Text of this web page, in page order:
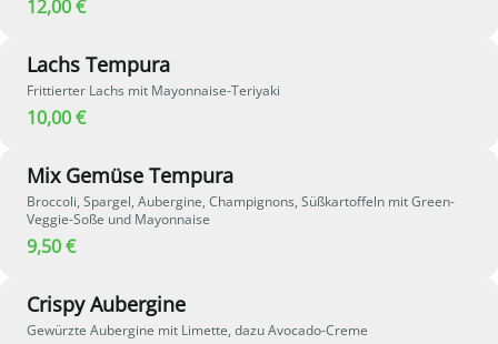
12,00 €
Lachs Tempura
Frittierter Lachs mit Mayonnaise-Teriyaki
10,00 €
Mix Gemüse Tempura
Broccoli, Spargel, Aubergine, Champignons, Süßkartoffeln mit Green-
Veggie-Soße und Mayonnaise
9,50 €
Crispy Aubergine
Gewürzte Aubergine mit Limette, dazu Avocado-Creme